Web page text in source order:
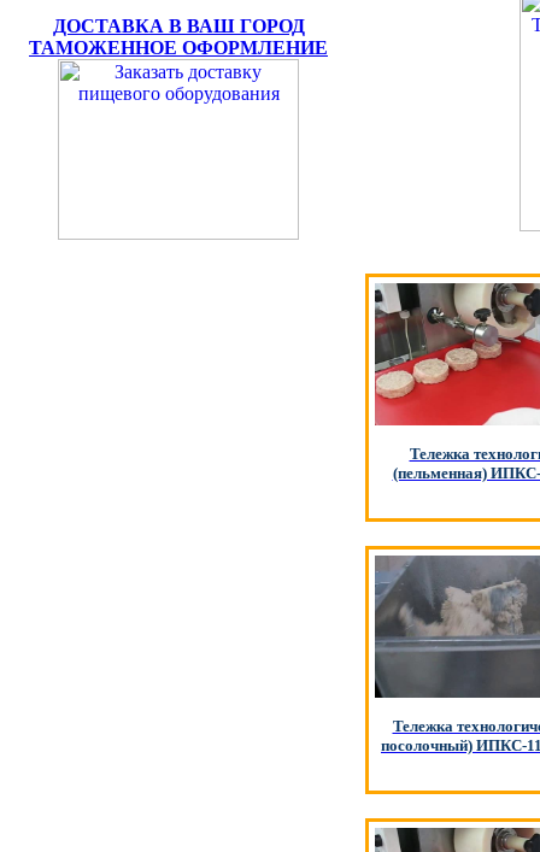
ДОСТАВКА В ВАШ ГОРОД
ТАМОЖЕННОЕ ОФОРМЛЕНИЕ
Тележка
(пельменная)
Тележка
посолочный) ИПКС-